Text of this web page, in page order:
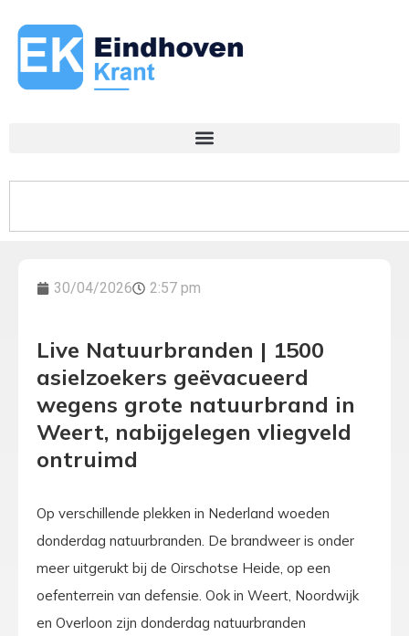
30/04/2026 2:57 pm
Live Natuurbranden | 1500
asielzoekers geëvacueerd
wegens grote natuurbrand in
Weert, nabijgelegen vliegveld
ontruimd
Op verschillende plekken in Nederland woeden
donderdag natuurbranden. De brandweer is onder
meer uitgerukt bij de Oirschotse Heide, op een
oefenterrein van defensie. Ook in Weert, Noordwijk
en Overloon zijn donderdag natuurbranden